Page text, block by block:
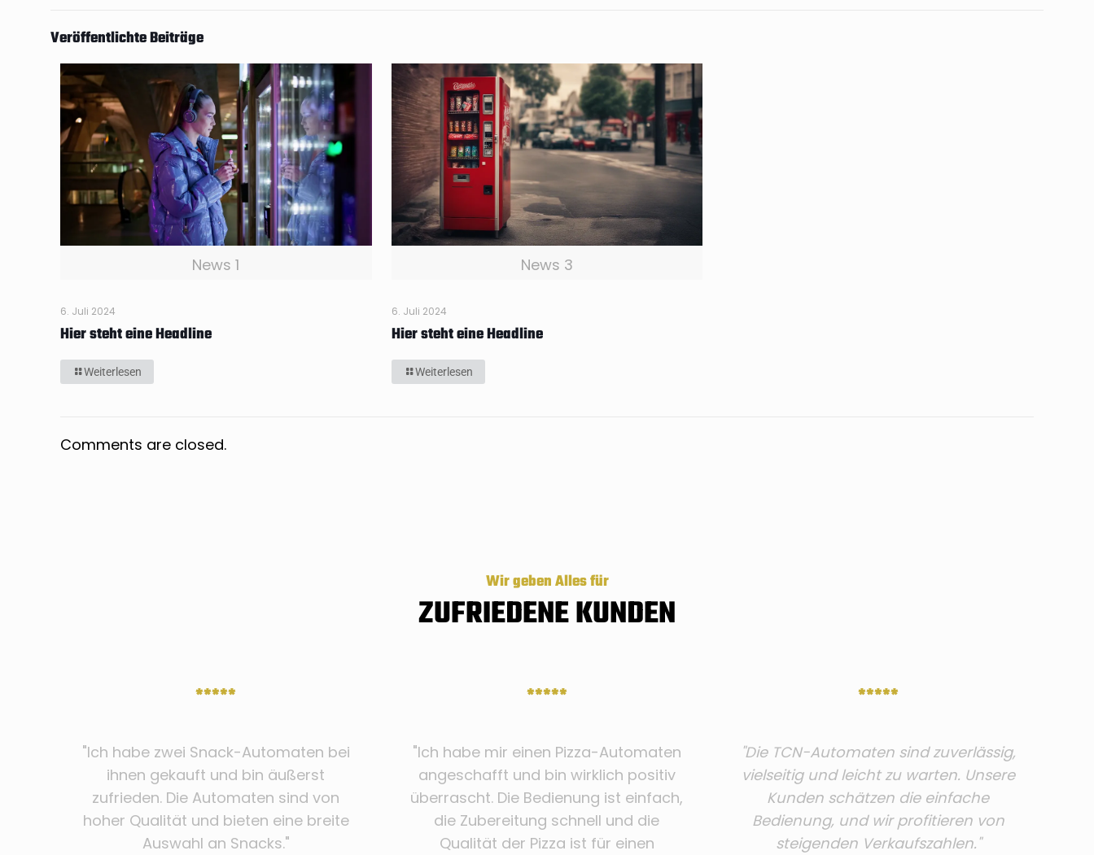
Veröffentlichte Beiträge
News 1
6. Juli 2024
Hier steht eine Headline
Weiterlesen
News 3
6. Juli 2024
Hier steht eine Headline
Weiterlesen
Comments are closed.
Wir geben Alles für
ZUFRIEDENE KUNDEN
*****
"Ich habe zwei Snack-Automaten bei
ihnen gekauft und bin äußerst
zufrieden. Die Automaten sind von
hoher Qualität und bieten eine breite
Auswahl an Snacks."
*****
"Ich habe mir einen Pizza-Automaten
angeschafft und bin wirklich positiv
überrascht. Die Bedienung ist einfach,
die Zubereitung schnell und die
Qualität der Pizza ist für einen
*****
"Die TCN-Automaten sind zuverlässig,
vielseitig und leicht zu warten. Unsere
Kunden schätzen die einfache
Bedienung, und wir profitieren von
steigenden Verkaufszahlen."